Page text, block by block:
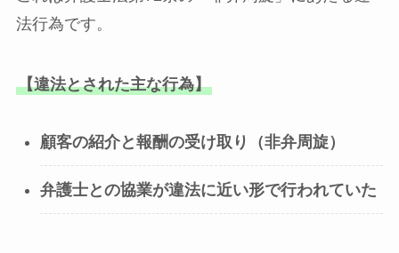
法行為です。
【違法とされた主な行為】
顧客の紹介と報酬の受け取り（非弁周旋）
弁護士との協業が違法に近い形で行われていた